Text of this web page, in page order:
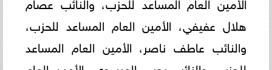
هلال عفيفي، الأمين العام المساعد للحزب،
والنائب عاطف ناصر، الأمين العام المساعد